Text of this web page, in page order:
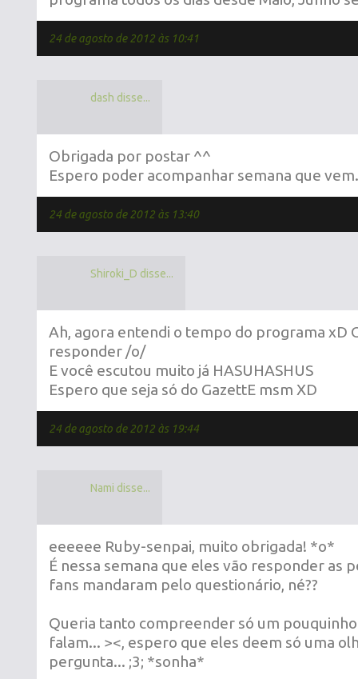
24 de agosto de 2012 às 10:41
dash disse...
Obrigada por postar ^^
Espero poder acompanhar semana que
24 de agosto de 2012 às 13:40
Shiroki_D disse...
Ah, agora entendi o tempo do programa xD
responder /o/
E você escutou muito já HASUHASHUS
Espero que seja só do GazettE msm XD
24 de agosto de 2012 às 19:44
Nami disse...
eeeeee Ruby-senpai, muito obrigada! *o*
É nessa semana que eles vão responder as
fans mandaram pelo questionário, né??
Queria tanto compreender só um
falam... ><, espero que eles deem só uma
pergunta... ;3; *sonha*